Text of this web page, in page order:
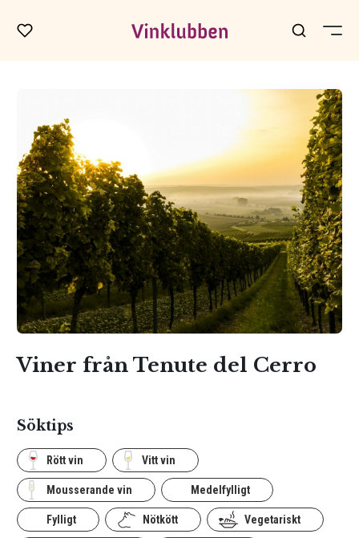
Viner från Tenute del Cerro
Söktips
Rött vin Vitt vin
Mousserande vin Medelfylligt
Fylligt Nötkött Vegetariskt